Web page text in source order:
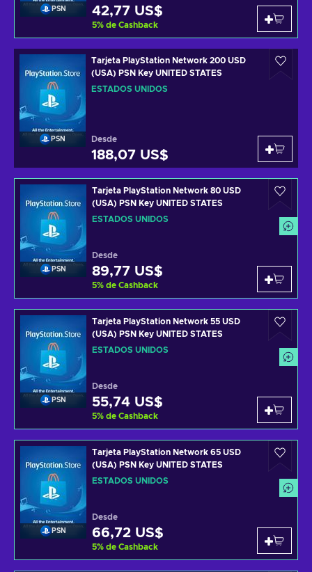
PSN 42,77 US$
5% de Cashback
PSN
Tarjeta PlayStation Network 200 USD
(USA) PSN Key UNITED STATES
ESTADOS UNIDOS
Desde
188,07 US$
PSN
Tarjeta PlayStation Network 80 USD
(USA) PSN Key UNITED STATES
ESTADOS UNIDOS
Desde
89,77 US$
5% de Cashback
PSN
Tarjeta PlayStation Network 55 USD
(USA) PSN Key UNITED STATES
ESTADOS UNIDOS
Desde
55,74 US$
5% de Cashback
PSN
Tarjeta PlayStation Network 65 USD
(USA) PSN Key UNITED STATES
ESTADOS UNIDOS
Desde
66,72 US$
5% de Cashback